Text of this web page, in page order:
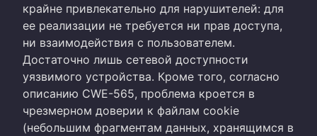
крайне привлекательно для нарушителей: для
ее реализации не требуется ни прав доступа,
ни взаимодействия с пользователем.
Достаточно лишь сетевой доступности
уязвимого устройства. Кроме того, согласно
описанию CWE-565, проблема кроется в
чрезмерном доверии к файлам cookie
(небольшим фрагментам данных, хранящимся в